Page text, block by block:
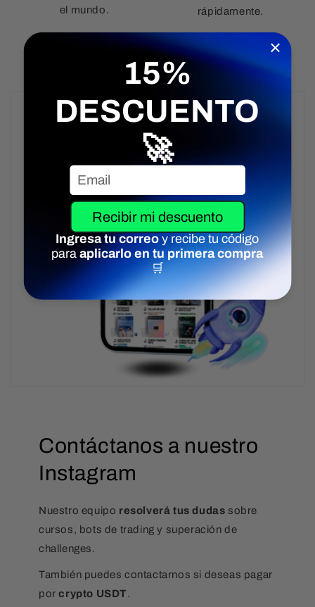
el mundo. rápidamente.
Contáctanos a nuestro
Instagram
Nuestro equipo resolverá tus dudas sobre
cursos, bots de trading y superación de
challenges.
También puedes contactarnos si deseas pagar
porcrypto USDT.